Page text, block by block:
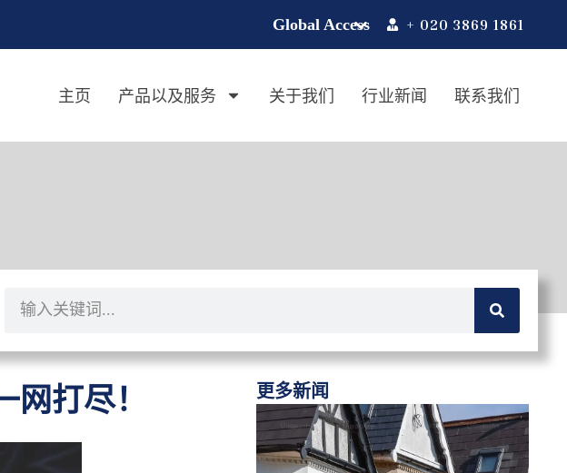
+ 020 3869 1861
主页 产品以及服务 关于我们 行业新闻 联系我们
打尽！ 更多新闻